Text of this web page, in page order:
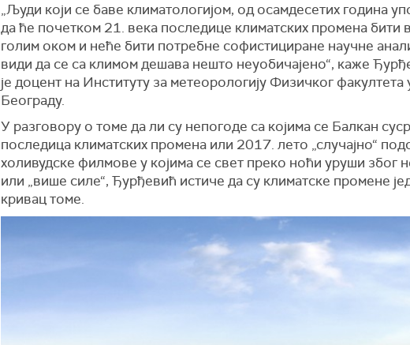
„Људи који се баве климатологијом, од осамдесетих година
да ће почетком 21. века последице климатских промена бити
голим оком и неће бити потребне софистициране научне
види да се са климом дешава нешто неуобичајено“, каже
је доцент на Институту за метеорологију Физичког факултета
Београду.
У разговору о томе да ли су непогоде са којима се Балкан
последица климатских промена или 2017. лето „случајно“
холивудске филмове у којима се свет преко ноћи уруши због
или „више силе“, Ђурђевић истиче да су климатске промене
кривац томе.